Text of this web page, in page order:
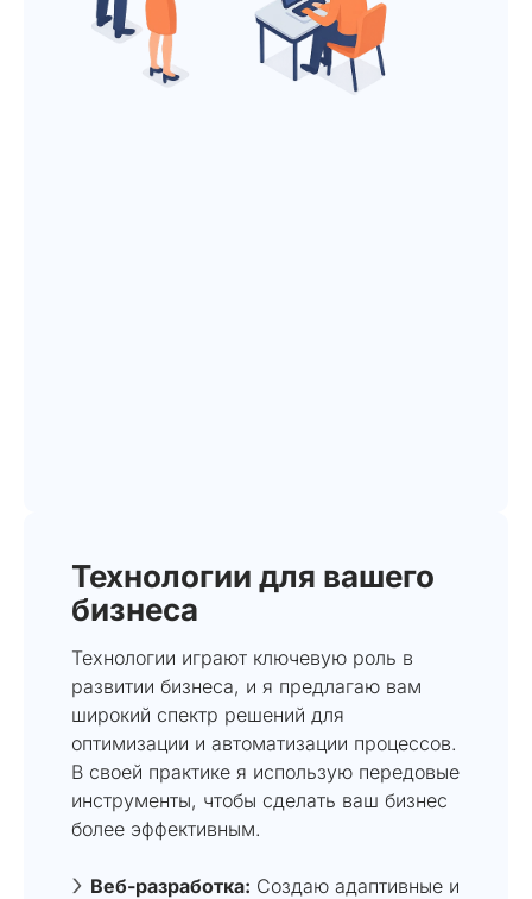
Технологии для вашего
бизнеса
Технологии играют ключевую роль в
развитии бизнеса, и я предлагаю вам
широкий спектр решений для
оптимизации и автоматизации процессов.
В своей практике я использую передовые
инструменты, чтобы сделать ваш бизнес
более эффективным.
Веб-разработка: Создаю адаптивные и